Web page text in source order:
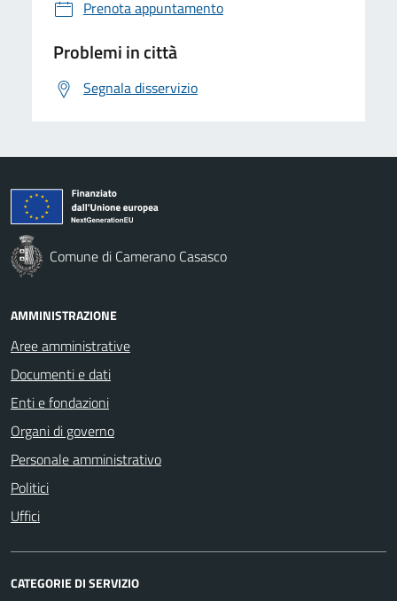
Prenota appuntamento
Problemi in città
Segnala disservizio
Comune di Camerano Casasco
AMMINISTRAZIONE
Aree amministrative
Documenti e dati
Enti e fondazioni
Organi di governo
Personale amministrativo
Politici
Uffici
CATEGORIE DI SERVIZIO